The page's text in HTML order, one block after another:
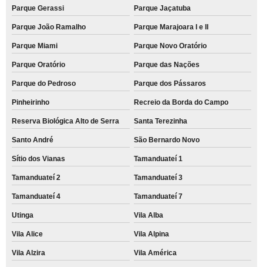
Parque Gerassi Parque Jaçatuba
Parque João Ramalho Parque Marajoara I e II
Parque Miami Parque Novo Oratório
Parque Oratório Parque das Nações
Parque do Pedroso Parque dos Pássaros
Pinheirinho Recreio da Borda do Campo
Reserva Biológica Alto de Serra Santa Terezinha
Santo André São Bernardo Novo
Sítio dos Vianas Tamanduateí 1
Tamanduateí 2 Tamanduateí 3
Tamanduateí 4 Tamanduateí 7
Utinga Vila Alba
Vila Alice Vila Alpina
Vila Alzira Vila América